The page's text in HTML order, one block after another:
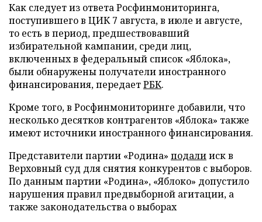
Как следует из ответа Росфинмониторинга,
поступившего в ЦИК 7 августа, в июле и августе,
то есть в период, предшествовавший
избирательной кампании, среди лиц,
включенных в федеральный список «Яблока»,
были обнаружены получатели иностранного
финансирования, передаетРБК.
Кроме того, в Росфинмониторинге добавили, что
несколько десятков контрагентов «Яблока» также
имеют источники иностранного финансирования.
Представители партии «Родина» подалииск в
Верховный суд для снятия конкурентов с выборов.
По данным партии «Родина», «Яблоко» допустило
нарушения правил предвыборной агитации, а
также законодательства о выборах